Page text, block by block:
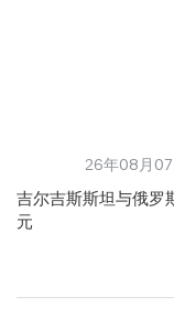
26年08月07
吉尔吉斯斯坦与俄罗
元